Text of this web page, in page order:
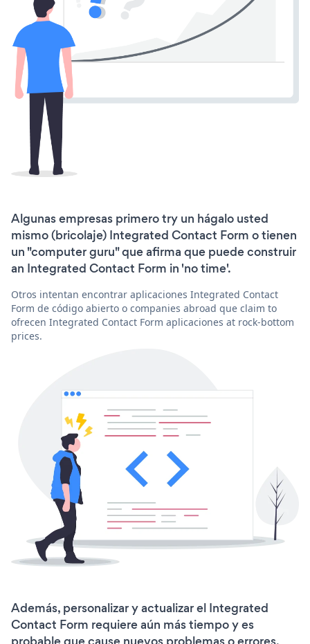
Algunas empresas primero try un hágalo usted
mismo (bricolaje) Integrated Contact Form o tienen
un "computer guru" que afirma que puede construir
an Integrated Contact Form in 'no time'.
Otros intentan encontrar aplicaciones Integrated Contact
Form de código abierto o companies abroad que claim to
ofrecen Integrated Contact Form aplicaciones at rock-bottom
prices.
Además, personalizar y actualizar el Integrated
Contact Form requiere aún más tiempo y es